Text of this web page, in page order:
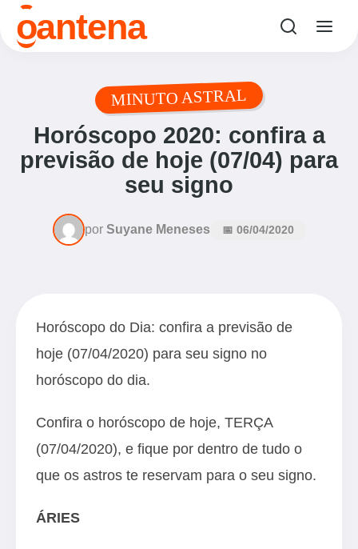
oantena
MINUTO ASTRAL
Horóscopo 2020: confira a
previsão de hoje (07/04) para
seu signo
por Suyane Meneses 📅 06/04/2020
Horóscopo do Dia: confira a previsão de
hoje (07/04/2020) para seu signo no
horóscopo do dia.
Confira o horóscopo de hoje, TERÇA
(07/04/2020), e fique por dentro de tudo o
que os astros te reservam para o seu signo.
ÁRIES